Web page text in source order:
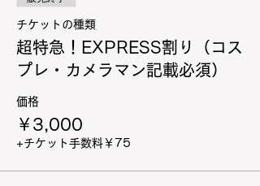
チケットの種類
超特急！EXPRESS割り（コス
プレ・カメラマン記載必須）
価格
￥3,000
+チケット手数料￥75